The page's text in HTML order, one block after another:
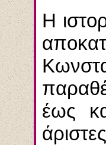
Η
έως